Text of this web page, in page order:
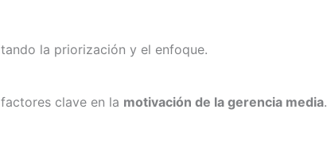
la priorización y el enfoque.
clave en la motivación de la gerencia media.